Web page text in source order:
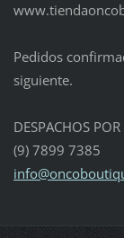
Pedidos
siguiente.
DESPACHOS POR
(9) 7899 7385